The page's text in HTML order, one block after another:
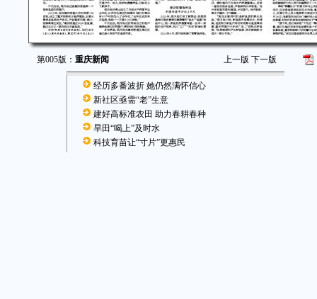
第005版： 重庆新闻 上一版 下一版
经历多番波折 她仍然满怀信心
新社区亟需“老”生意
建好高标准农田 助力春耕春种
旱田“喝上”及时水
科技育苗让“寸片”更惠民